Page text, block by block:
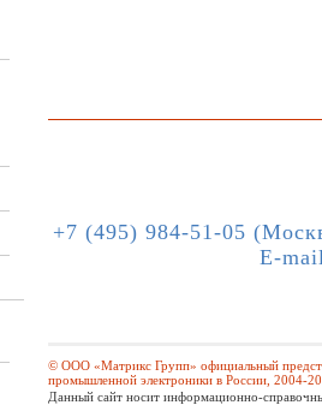
+7 (495) 984-51-05
E-
© ООО «Матрикс Групп» официальный
промышленной электроники в России, 2004-
Данный сайт носит информационно-